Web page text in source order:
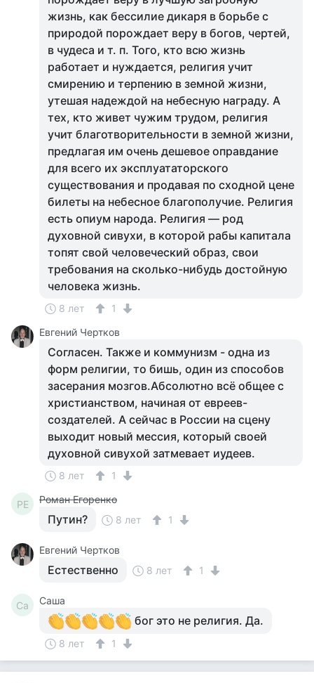
жизнь, как бессилие дикаря в борьбе с
природой порождает веру в богов, чертей,
в чудеса и т. п. Того, кто всю жизнь
работает и нуждается, религия учит
смирению и терпению в земной жизни,
утешая надеждой на небесную награду. А
тех, кто живет чужим трудом, религия
учит благотворительности в земной жизни,
предлагая им очень дешевое оправдание
для всего их эксплуататорского
существования и продавая по сходной цене
билеты на небесное благополучие. Религия
есть опиум народа. Религия — род
духовной сивухи, в которой рабы капитала
топят свой человеческий образ, свои
требования на сколько-нибудь достойную
человека жизнь.
8 лет
1
Евгений Чертков
Согласен. Также и коммунизм - одна из
форм религии, то бишь, один из способов
засерания мозгов.Абсолютно всё общее с
христианством, начиная от евреев-
создателей. А сейчас в России на сцену
выходит новый мессия, который своей
духовной сивухой затмевает иудеев.
8 лет 1
РЕ Роман Егоренко
Путин? 8 лет 1
Евгений Чертков
Естественно 8 лет 1
Са Саша
бог это не религия. Да.
8 лет 1